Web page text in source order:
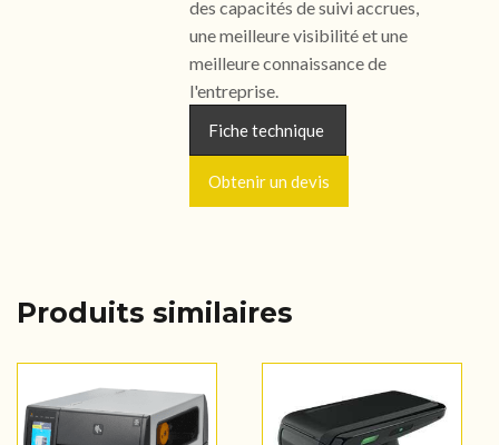
des capacités de suivi accrues,
une meilleure visibilité et une
meilleure connaissance de
l'entreprise.
Fiche technique
Obtenir un devis
Produits similaires